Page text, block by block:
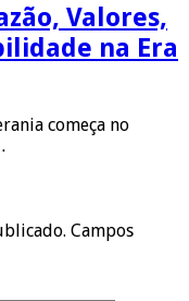
Valores,
na Era
começa no
Campos